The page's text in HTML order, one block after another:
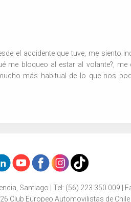
el accidente que tuve, me siento
me bloqueo al estar al volante?,
más habitual de lo que nos
Santiago | Tel: (56) 223 350 009 |
Club Europeo Automovilistas de Chile